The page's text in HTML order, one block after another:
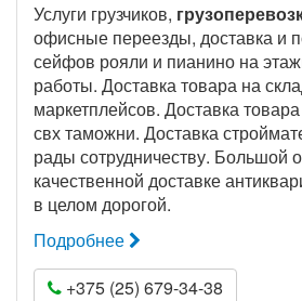
Услуги грузчиков,
офисные переезды, доставка и
сейфов рояли и пианино на
работы. Доставка товара на
маркетплейсов. Доставка
свх таможни. Доставка
рады сотрудничеству. Большой
качественной доставке
в целом дорогой.
Подробнее
+375 (25) 679-34-38